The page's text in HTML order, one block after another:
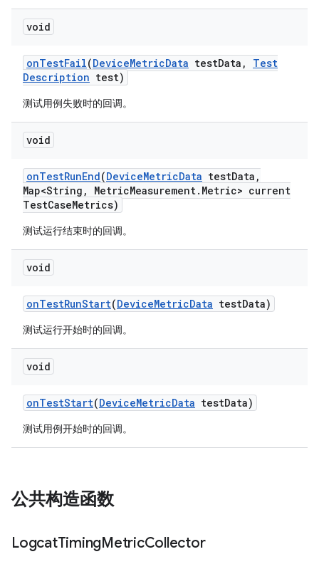
void
onTestFail(DeviceMetricData testData ,
Test
Description test)
测试用例失败时的回调。
void
onTestRunEnd(DeviceMetricData testData ,
Map<String , MetricMeasurement. Metric> current
TestCaseMetrics)
测试运行结束时的回调。
void
onTestRunStart(DeviceMetricData testData)
测试运行开始时的回调。
void
onTestStart(DeviceMetricData testData)
测试用例开始时的回调。
公共构造函数
LogcatTimingMetricCollector